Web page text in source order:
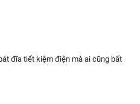
đĩa tiết kiệm điện mà ai cũng bất